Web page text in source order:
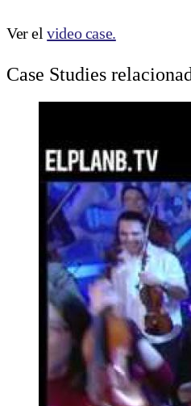
Ver elvideo case.
Case Studies